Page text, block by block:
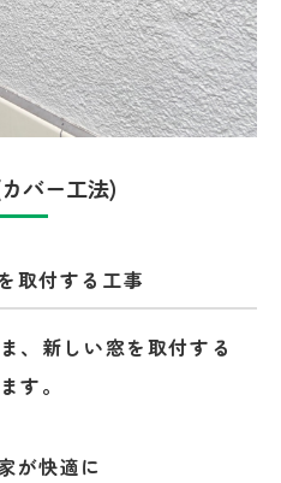
バー工法)
取付する工事
、新しい窓を取付する
す。
が快適に